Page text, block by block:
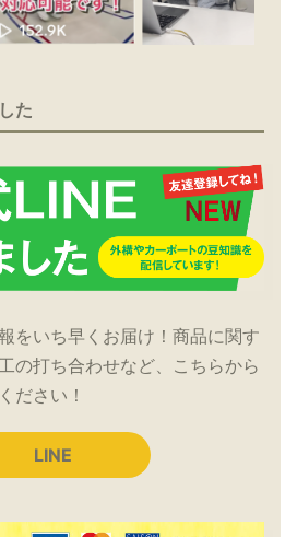
た
をいち早くお届け！商品に関す
の打ち合わせなど、こちらから
ださい！
LINE